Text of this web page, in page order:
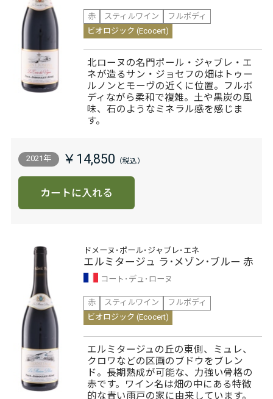
赤
スティルワイン
フルボディ
ビオロジック (Ecocert)
北ローヌの名門ポール・ジャブレ・エ
ネが造るサン・ジョセフの畑はトゥー
ルノンとモーヴの近くに位置。フルボ
ディながら柔和で複雑。土や黒炭の風
味、石のようなミネラル感を感じま
す。
2021年 ￥14,850
カートに入れる
ドメーヌ･ポール･ジャブレ･エネ
エルミタージュ ラ･メゾン･ブルー 赤
コート･デュ･ローヌ
赤
スティルワイン
フルボディ
ビオロジック (Ecocert)
エルミタージュの丘の東側、ミュレ、
クロワなどの区画のブドウをブレン
ド。長期熟成が可能な、力強い骨格の
赤です。ワイン名は畑の中にある特徴
的な青い雨戸の家に由来しています。